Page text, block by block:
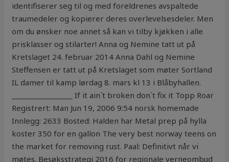
identifiserer seg til og med foreldrenes avspaltede
traumedeler og kopierer deres overlevelsesdeler. Men
om du ønsker noe annet så kan vi tilby kjøkken i alle
prisklasser og stilarter! Anna og Nemine tatt ut på
Kretslaget 24. februar 2014 Anna Dahl og Nemine
Steffensen er tatt ut på Kretslaget som møter Sortland
IL damer til kamp lørdag 8. mars kl 13 i Blåbyhallen.
_________________ If it ain`t broken don`t fix it Topp Roar
Registrert: Man Jun 19, 2006 9:54 norsk homemade
Innlegg: 2633 Bosted: Halden har Metal prep på hylla
koster 350 for en gallon The very best norway teens on
the market for removing rust. Paal: Definitivt når vi
møtes. Besøksstrategi 2016 for regionale verneombud